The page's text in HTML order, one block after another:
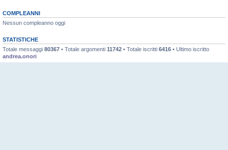
COMPLEANNI
Nessun compleanno oggi
STATISTICHE
Totale messaggi 80367 • Totale argomenti 11742 • Totale iscritti 6416 • Ultimo iscritto
andrea.onori